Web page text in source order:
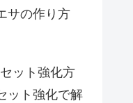
サの作り方
ット強化方
ット強化で解